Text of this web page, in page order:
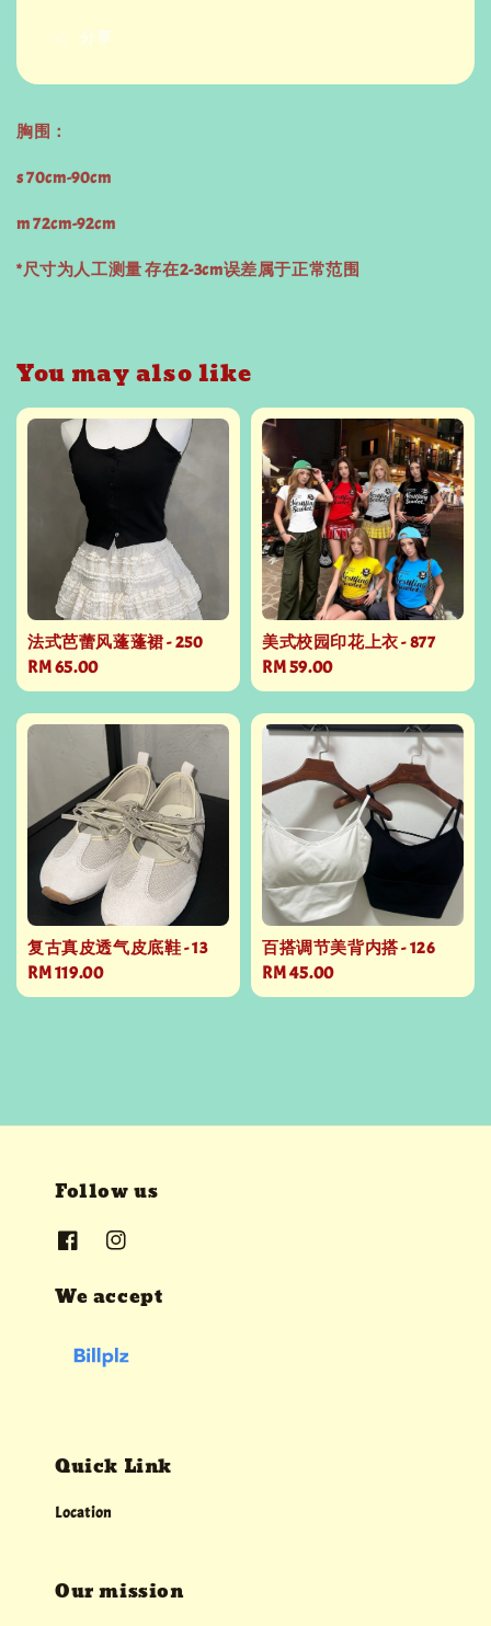
分享
胸围：
s 70cm-90cm
m 72cm-92cm
*尺寸为人工测量 存在2-3cm误差属于正常范围
You may also like
法式芭蕾风蓬蓬裙 - 250
Regular
price
RM 65.00
美式校园印花上衣 - 877
Regular
price
RM 59.00
复古真皮透气皮底鞋 - 13
Regular
price
RM 119.00
百搭调节美背内搭 - 126
Regular
price
RM 45.00
Follow us
We accept
Quick Link
Location
Our mission